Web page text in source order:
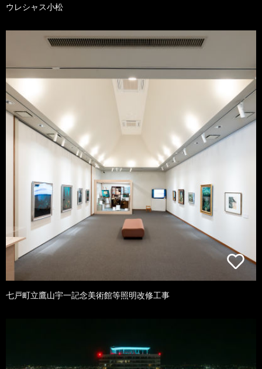
ウレシャス小松
七戸町立鷹山宇一記念美術館等照明改修工事